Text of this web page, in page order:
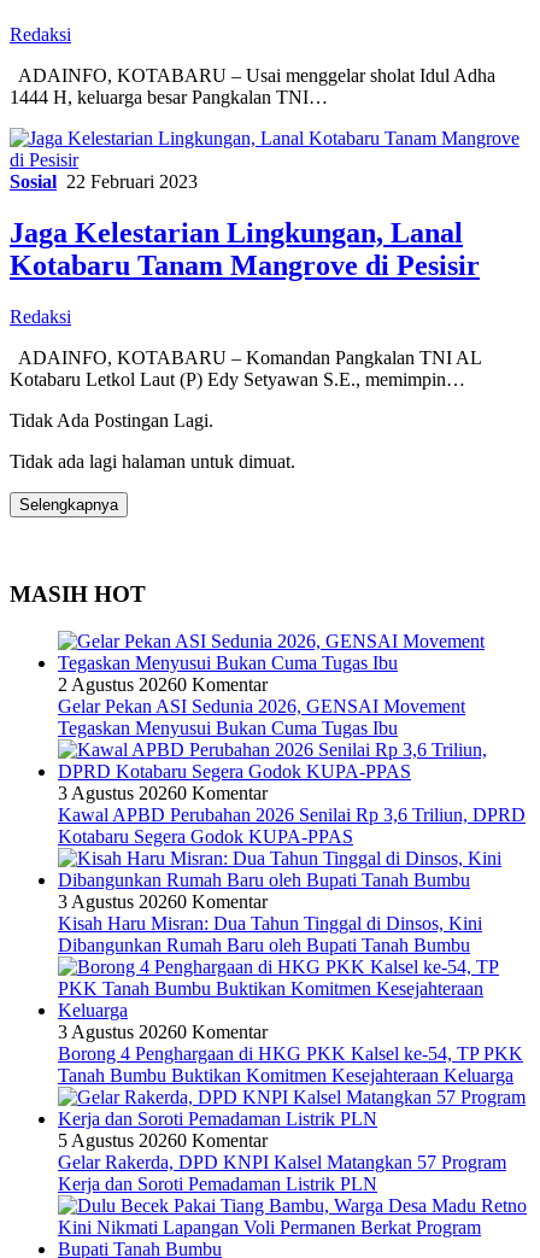
Redaksi
ADAINFO, KOTABARU – Usai menggelar sholat Idul Adha
1444 H, keluarga besar Pangkalan TNI…
Sosial 22 Februari 2023
Jaga Kelestarian Lingkungan, Lanal
Kotabaru Tanam Mangrove di Pesisir
Redaksi
ADAINFO, KOTABARU – Komandan Pangkalan TNI AL
Kotabaru Letkol Laut (P) Edy Setyawan S.E., memimpin…
Tidak Ada Postingan Lagi.
Tidak ada lagi halaman untuk dimuat.
Selengkapnya
MASIH HOT
2 Agustus 20260 Komentar
Gelar Pekan ASI Sedunia 2026, GENSAI Movement
Tegaskan Menyusui Bukan Cuma Tugas Ibu
3 Agustus 20260 Komentar
Kawal APBD Perubahan 2026 Senilai Rp 3,6 Triliun, DPRD
Kotabaru Segera Godok KUPA-PPAS
3 Agustus 20260 Komentar
Kisah Haru Misran: Dua Tahun Tinggal di Dinsos, Kini
Dibangunkan Rumah Baru oleh Bupati Tanah Bumbu
3 Agustus 20260 Komentar
Borong 4 Penghargaan di HKG PKK Kalsel ke-54, TP PKK
Tanah Bumbu Buktikan Komitmen Kesejahteraan Keluarga
5 Agustus 20260 Komentar
Gelar Rakerda, DPD KNPI Kalsel Matangkan 57 Program
Kerja dan Soroti Pemadaman Listrik PLN